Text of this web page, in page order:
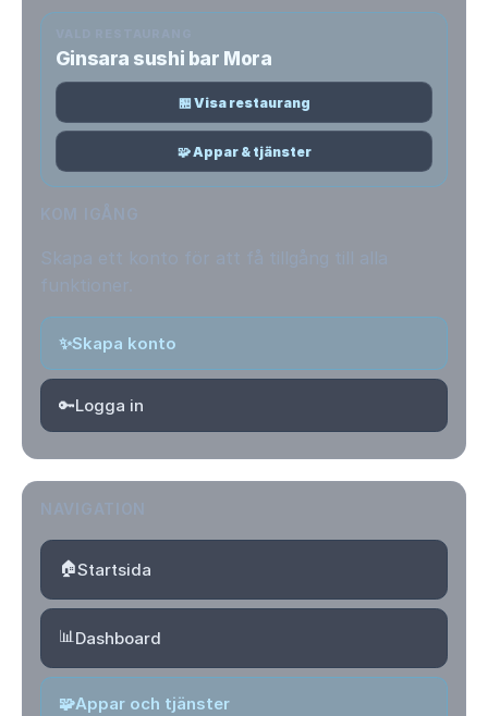
Ginsara sushi bar Mora
🏪 Visa restaurang
🧩 Appar & tjänster
✨Skapa konto
🔑Logga in
🏠Startsida
📊Dashboard
🧩Appar och tjänster